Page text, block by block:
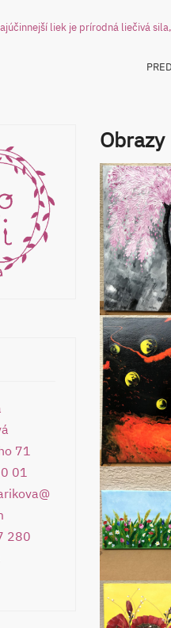
liek je prírodná liečivá
Obrazy
71
01
280